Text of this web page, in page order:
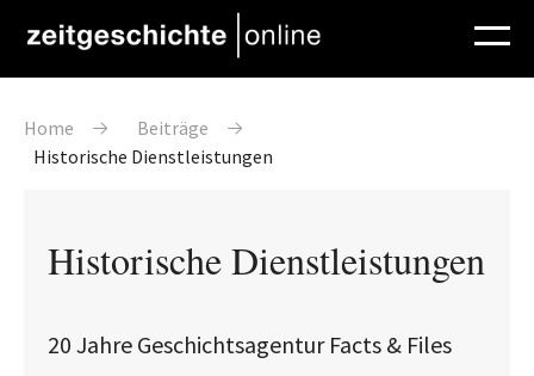
Pfadnavigation
Home
Beiträge
Historische Dienstleistungen
Historische Dienstleistungen
20 Jahre Geschichtsagentur Facts & Files